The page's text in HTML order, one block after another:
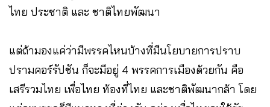
ไทย ประชาติ และ ชาติไทยพัฒนา
แต่ถ้ามองแค่ว่ามีพรรคไหนบ้างที่มีนโยบายการปราบ
ปรามคอร์รัปชัน ก็จะมีอยู่ 4 พรรคการเมืองด้วยกัน คือ
เสรีรวมไทย เพื่อไทย ท้องที่ไทย และชาติพัฒนากล้า โดย